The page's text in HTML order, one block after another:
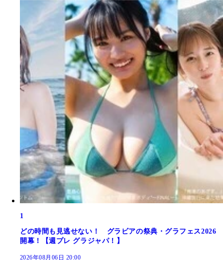
1
どの時間も見逃せない！ グラビアの祭典・グラフェス2026
開幕！【週プレ グラジャパ！】
2026年08月06日 20:00